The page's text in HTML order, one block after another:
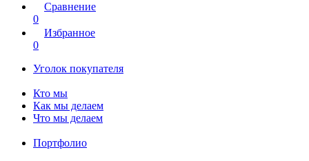
Сравнение
0
Избранное
0
Уголок покупателя
Кто мы
Как мы делаем
Что мы делаем
Портфолио